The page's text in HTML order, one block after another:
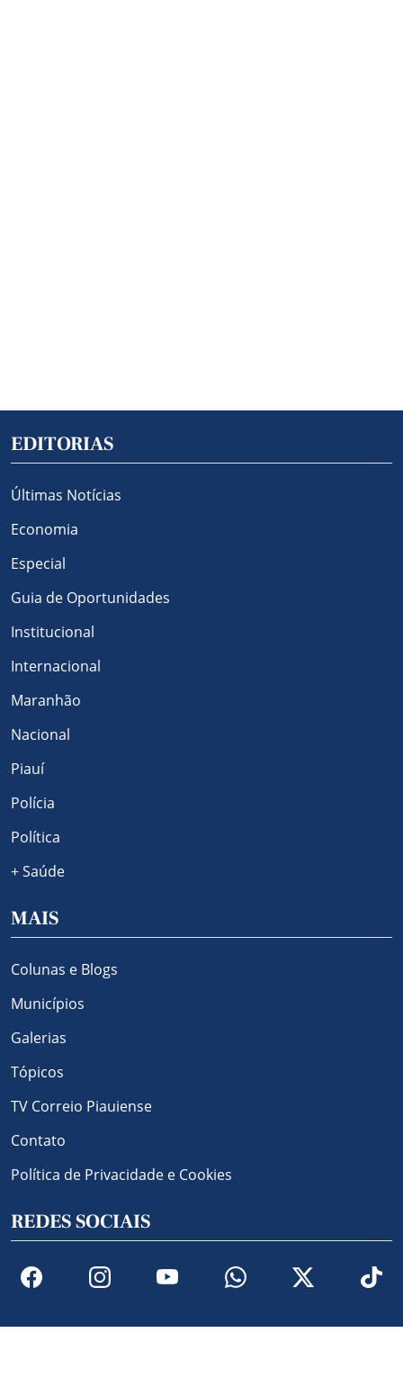
EDITORIAS
Últimas Notícias
Economia
Especial
Guia de Oportunidades
Institucional
Internacional
Maranhão
Nacional
Piauí
Polícia
Política
+ Saúde
MAIS
Colunas e Blogs
Municípios
Galerias
Tópicos
TV Correio Piauiense
Contato
Política de Privacidade e Cookies
REDES SOCIAIS